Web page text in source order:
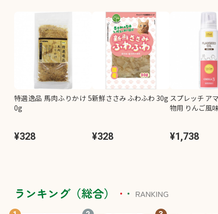
特選逸品 馬肉ふりかけ 5
0g
¥328
新鮮ささみ ふわふわ 30g
¥328
スプレッチ ア
物用 りんご風
¥1,738
ランキング（総合） RANKING